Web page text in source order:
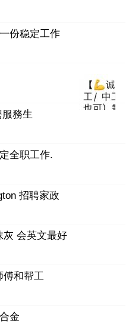
份稳定工作
服務生
全职工作.
招聘家政
灰 会英文最好
傅和帮工
贴 铝合金